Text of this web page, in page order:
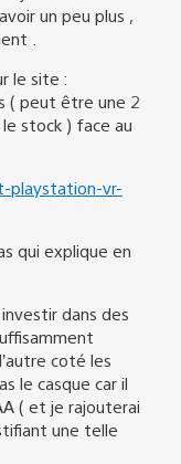
un peu plus ,
.
le site :
( peut être une 2
stock ) face au
playstation-vr-
qui explique en
dans des
coté les
le casque car il
( et je rajouterai
une telle